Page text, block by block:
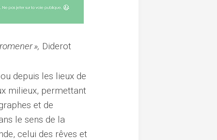
», Diderot
depuis les lieux de
milieux, permettant
et de
le sens de la
celui des rêves et